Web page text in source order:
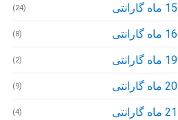
15 ماه گارانتی (24)
16 ماه گارانتی (8)
19 ماه گارانتی (2)
20 ماه گارانتی (9)
21 ماه گارانتی (4)